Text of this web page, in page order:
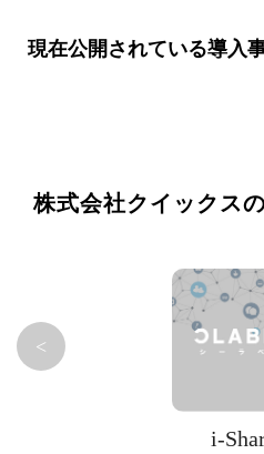
現在公開されている導入
株式会社クイックス
i-
<